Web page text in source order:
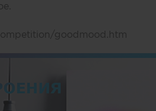
goodmood.htm